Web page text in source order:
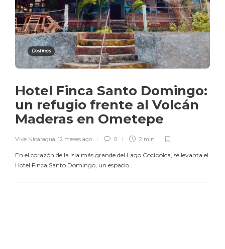
Destinos
Hotel Finca Santo Domingo:
un refugio frente al Volcán
Maderas en Ometepe
Vive Nicaragua, 12 meses ago 0 2 min
En el corazón de la isla más grande del Lago Cocibolca, se levanta el
Hotel Finca Santo Domingo, un espacio...